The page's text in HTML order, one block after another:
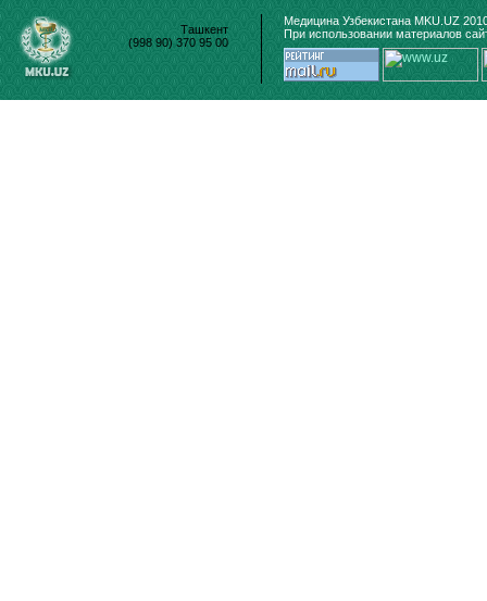
Ташкент
(998 90) 370 95 00
Медицина Узбекистана MKU.UZ
При использовании материалов